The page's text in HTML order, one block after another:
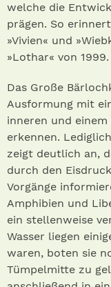
welche die
prägen. So
»Vivien« und
»Lothar« von 1999.
Das Große
Ausformung mit
inneren und
erkennen.
zeigt deutlich an,
durch den
Vorgänge
Amphibien und
ein stellenweise
Wasser liegen
waren, boten sie
Tümpelmitte zu